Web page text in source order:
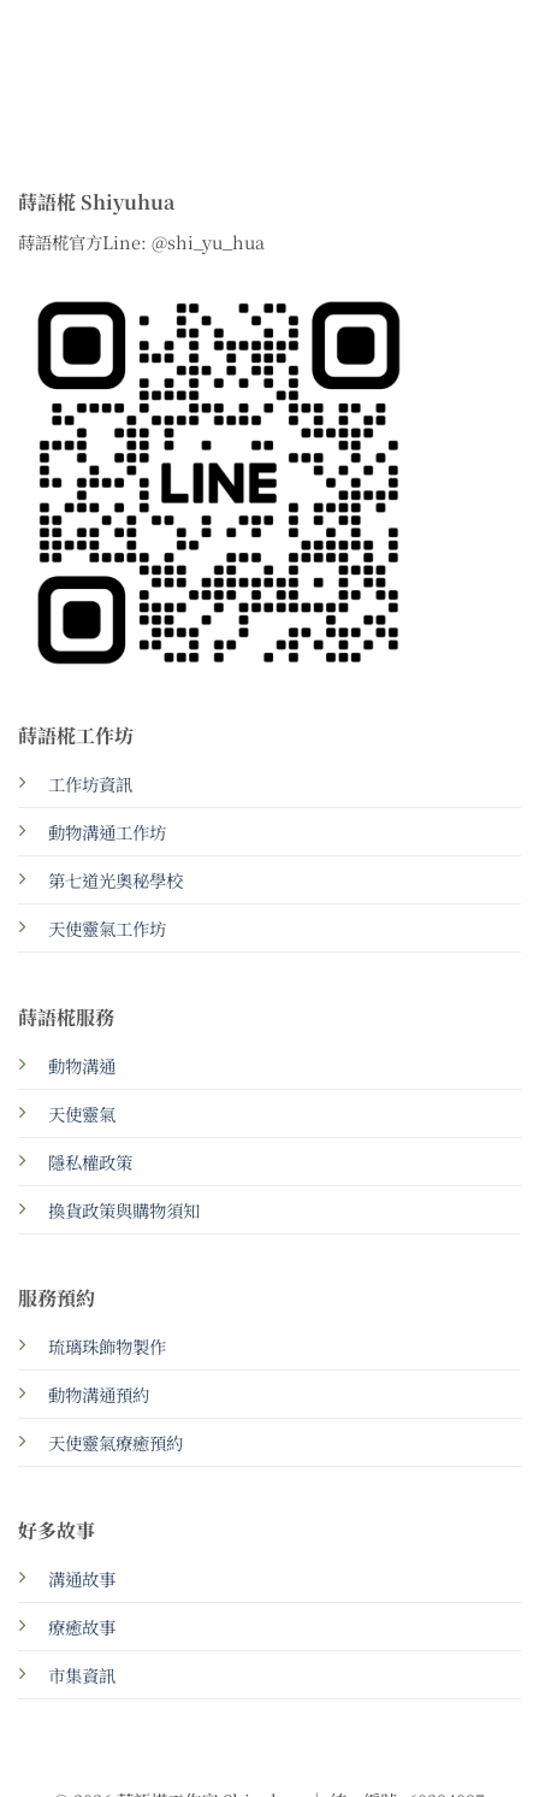
蒔語椛 Shiyuhua
蒔語椛官方Line: @shi_yu_hua
蒔語椛工作坊
工作坊資訊
動物溝通工作坊
第七道光奧秘學校
天使靈氣工作坊
蒔語椛服務
動物溝通
天使靈氣
隱私權政策
換貨政策與購物須知
服務預約
琉璃珠飾物製作
動物溝通預約
天使靈氣療癒預約
好多故事
溝通故事
療癒故事
市集資訊